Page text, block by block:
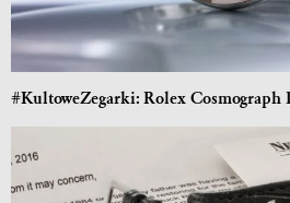
#KultoweZegarki: Rolex Cosmograph